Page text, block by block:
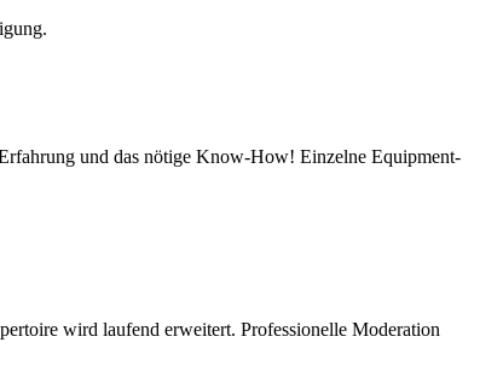
und das nötige Know-How! Einzelne Equipment-
wird laufend erweitert. Professionelle Moderation